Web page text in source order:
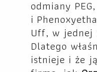
odmiany
i
Uff, w jednej
Dlatego
istnieje i że